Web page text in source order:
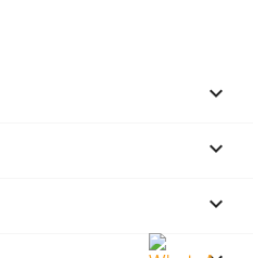


